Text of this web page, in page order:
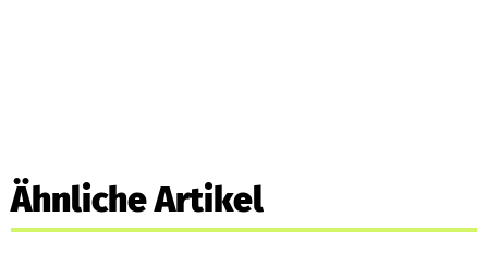
Ähnliche Artikel